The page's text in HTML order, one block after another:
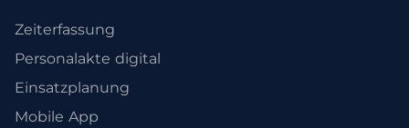
Zeiterfassung
Personalakte digital
Einsatzplanung
Mobile App